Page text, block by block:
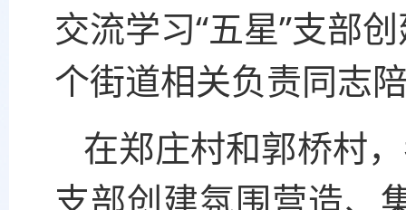
交流学习“五星”支部
个街道相关负责同志
在郑庄村和郭桥村
支部创建氛围营造、